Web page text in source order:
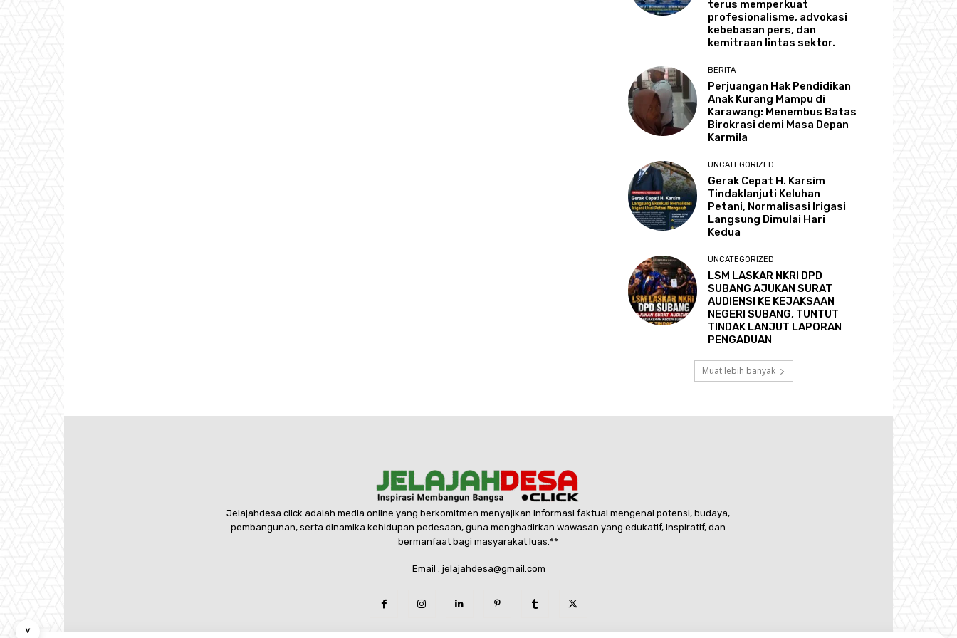
˅
terus memperkuat
profesionalisme, advokasi
kebebasan pers, dan
kemitraan lintas sektor.
BERITA
Perjuangan Hak Pendidikan
Anak Kurang Mampu di
Karawang: Menembus Batas
Birokrasi demi Masa Depan
Karmila
UNCATEGORIZED
Gerak Cepat H. Karsim
Tindaklanjuti Keluhan
Petani, Normalisasi Irigasi
Langsung Dimulai Hari
Kedua
UNCATEGORIZED
LSM LASKAR NKRI DPD
SUBANG AJUKAN SURAT
AUDIENSI KE KEJAKSAAN
NEGERI SUBANG, TUNTUT
TINDAK LANJUT LAPORAN
PENGADUAN
Muat lebih banyak
Jelajahdesa.click adalah media online yang berkomitmen menyajikan informasi faktual mengenai potensi, budaya,
pembangunan, serta dinamika kehidupan pedesaan, guna menghadirkan wawasan yang edukatif, inspiratif, dan
bermanfaat bagi masyarakat luas.**
Email : jelajahdesa@gmail.com